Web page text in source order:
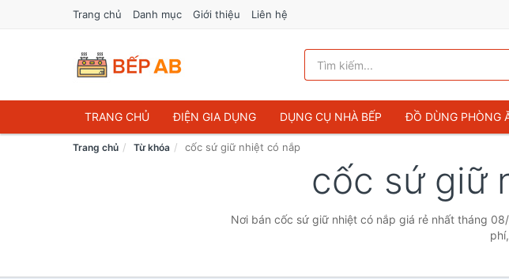
Trang chủ Danh mục Giới thiệu Liên hệ
TRANG CHỦ ĐIỆN GIA DỤNG DỤNG CỤ NHÀ BẾP ĐỒ DÙNG PHÒNG
Trang chủ Từ khóa cốc sứ giữ nhiệt có nắp
cốc sứ giữ
Nơi bán cốc sứ giữ nhiệt có nắp giá rẻ nhất tháng